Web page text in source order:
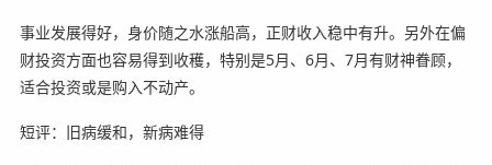
事业发展得好，身价随之水涨船高，正财收入稳中有升。另外在偏
财投资方面也容易得到收穫，特别是5月、6月、7月有财神眷顾，
适合投资或是购入不动产。
短评：旧病缓和，新病难得